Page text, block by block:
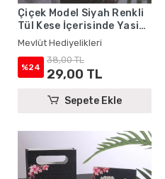
Çiçek Model Siyah Renkli
Tül Kese İçerisinde Yasin
Kitabı ve Tesbih - Mevlüt
Hediyelikleri
Mevlüt Hediyelikleri
%24
38,00 TL
29,00 TL
Sepete Ekle